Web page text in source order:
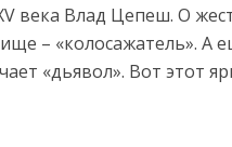
века Влад Цепеш. О
– «колосажатель». А
«дьявол». Вот этот